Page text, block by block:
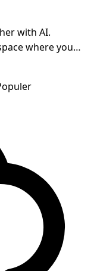
with AI.
where you